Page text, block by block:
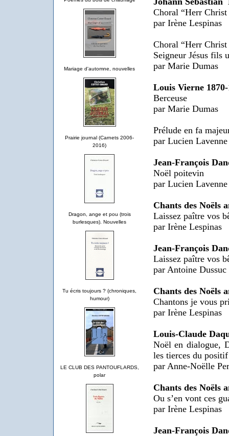
Mariage d'automne, nouvelles
Prairie journal (Carnets 2006-
2016)
Dragon, ange et pou (trois
burlesques). Nouvelles
Tu écris toujours ? (chroniques,
humour)
LE CLUB DES PANTOUFLARDS,
polar
Choral “Herr
par Irène Lespinas
Choral “Herr
Seigneur Jésus fils
par Marie Dumas
Louis Vierne 1870-
Berceuse
par Marie Dumas
Prélude en fa
par Lucien Lavenne
Jean-François
Noël poitevin
par Lucien Lavenne
Chants des Noëls
Laissez paître vos
par Irène Lespinas
Jean-François
Laissez paître vos
par Antoine Dussuc
Chants des Noëls
Chantons je vous
par Irène Lespinas
Louis-Claude
Noël en dialogue,
les tierces du
par Anne-Noëlle
Chants des Noëls
Ou s’en vont ces
par Irène Lespinas
Jean-François